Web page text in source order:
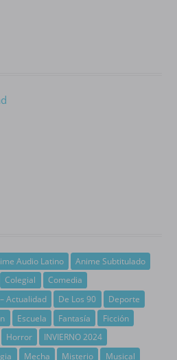
Audio Latino
Anime Subtitulado
Colegial
Comedia
Actualidad De Los 90
Deporte
Escuela Fantasía
Ficción
Horror
INVIERNO 2024
Mecha Misterio
Musical